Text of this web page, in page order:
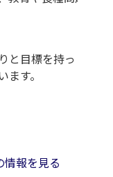
と目標を持っ
す。
報を見る